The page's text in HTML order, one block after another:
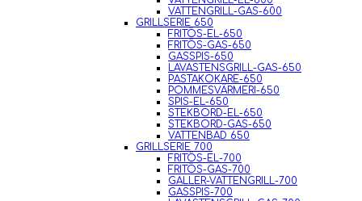
VATTENGRILL-GAS-600
GRILLSERIE 650
FRITÖS-EL-650
FRITÖS-GAS-650
GASSPIS-650
LAVASTENSGRILL-GAS-650
PASTAKOKARE-650
POMMESVÄRMERI-650
SPIS-EL-650
STEKBORD-EL-650
STEKBORD-GAS-650
VATTENBAD 650
GRILLSERIE 700
FRITÖS-EL-700
FRITÖS-GAS-700
GALLER-VATTENGRILL-700
GASSPIS-700